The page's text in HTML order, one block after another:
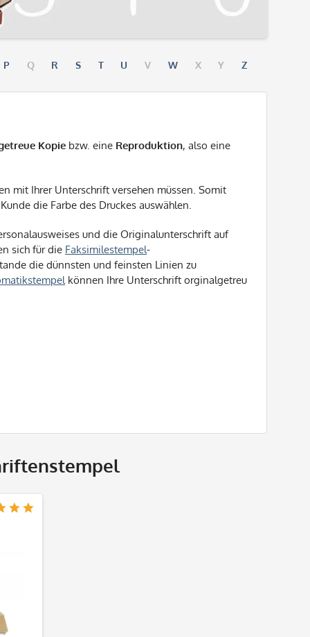
P Q R S T U V W X Y Z
Kopie bzw. eine Reproduktion, also eine
mit Ihrer Unterschrift versehen müssen. Somit
die Farbe des Druckes auswählen.
und die Originalunterschrift auf
sich für die Faksimilestempel-
die dünnsten und feinsten Linien zu
können Ihre Unterschrift orginalgetreu